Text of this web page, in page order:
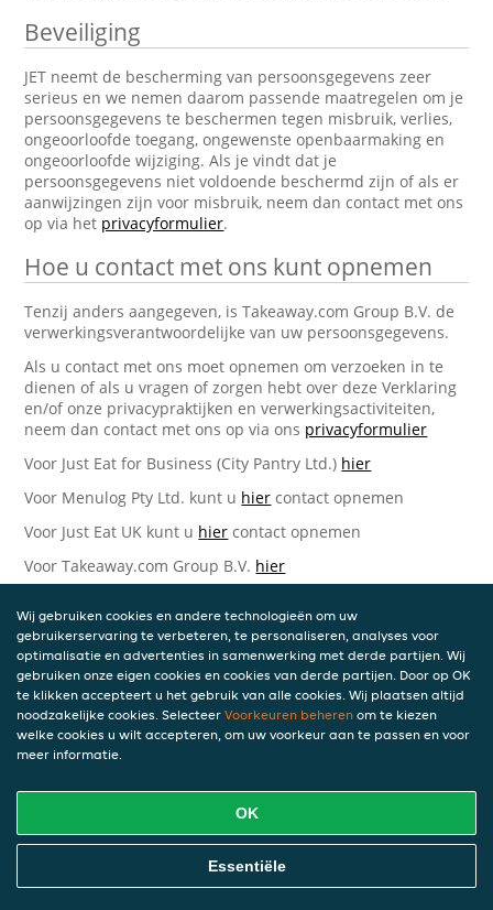
Beveiliging
JET neemt de bescherming van persoonsgegevens zeer
serieus en we nemen daarom passende maatregelen om je
persoonsgegevens te beschermen tegen misbruik, verlies,
ongeoorloofde toegang, ongewenste openbaarmaking en
ongeoorloofde wijziging. Als je vindt dat je
persoonsgegevens niet voldoende beschermd zijn of als er
aanwijzingen zijn voor misbruik, neem dan contact met ons
op via het privacyformulier.
Hoe u contact met ons kunt opnemen
Tenzij anders aangegeven, is Takeaway.com Group B.V. de
verwerkingsverantwoordelijke van uw persoonsgegevens.
Als u contact met ons moet opnemen om verzoeken in te
dienen of als u vragen of zorgen hebt over deze Verklaring
en/of onze privacypraktijken en verwerkingsactiviteiten,
neem dan contact met ons op via ons privacyformulier
Voor Just Eat for Business (City Pantry Ltd.) hier
Voor Menulog Pty Ltd. kunt u hier contact opnemen
Voor Just Eat UK kunt u hier contact opnemen
Voor Takeaway.com Group B.V. hier
Takeaway.com Group B.V.
Piet Heinkade 61
1019 GM Amsterdam
Nederland
Bijgewerkte versies van deze
Wij kunnen deze Verklaring van tijd tot tijd bijwerken als
reactie op veranderende juridische, technische of zakelijke
ontwikkelingen. Wanneer wij onze Privacyverklaring
bijwerken, zullen wij passende maatregelen nemen om u
Wij gebruiken cookies en andere technologieën om uw
gebruikerservaring te verbeteren, te personaliseren, analyses voor
optimalisatie en advertenties in samenwerking met derde partijen. Wij
gebruiken onze eigen cookies en cookies van derde partijen. Door op OK
te klikken accepteert u het gebruik van alle cookies. Wij plaatsen altijd
noodzakelijke cookies. Selecteer Voorkeuren beheren om te kiezen
welke cookies u wilt accepteren, om uw voorkeur aan te passen en voor
meer informatie.
OK
Essentiële